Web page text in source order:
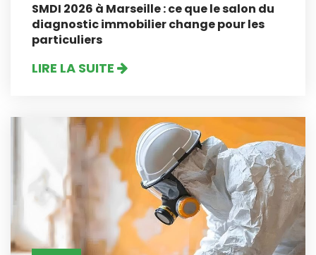
SMDI 2026 à Marseille : ce que le salon du
diagnostic immobilier change pour les
particuliers
LIRE LA SUITE